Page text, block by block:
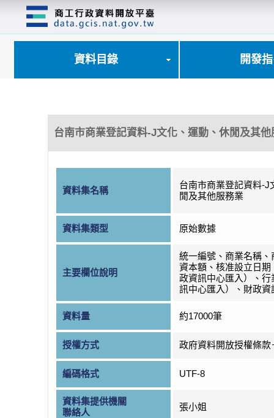
資料目錄 開發
台南市商業登記資料-J文化、運動、休閒及其他
資料集名稱
台南市商業登記資料-J
閒及其他服務業
資料集類型 原始數據
主要欄位說明
統一編號、商業名稱、
資本額、核准設立日期
政資訊中心匯入）、行
訊中心匯入）、財政資
資料量 約17000筆
授權方式 政府資料開放授權條款
編碼格式 UTF-8
資料集提供機關
聯絡人
張小姐